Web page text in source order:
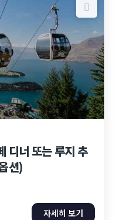
디너 또는 루지 추
션)
자세히 보기